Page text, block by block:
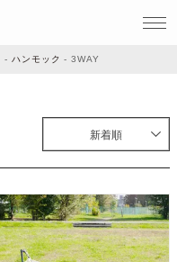
ハンモック 3WAY
新着順